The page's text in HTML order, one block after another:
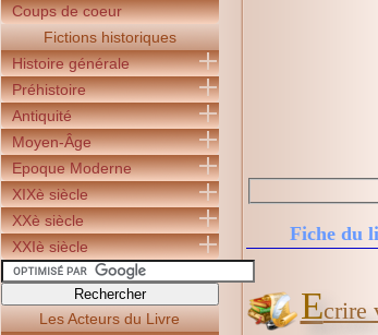
Coups de coeur
Fictions historiques
Histoire générale
Préhistoire
Antiquité
Moyen-Âge
Epoque Moderne
XIXè siècle
XXè siècle
XXIè siècle
Les Acteurs du Livre
Fiche du
Ecrire